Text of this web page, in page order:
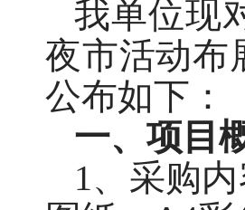
我单位现
夜市活动布
公布如下：
一、项目
1、采购